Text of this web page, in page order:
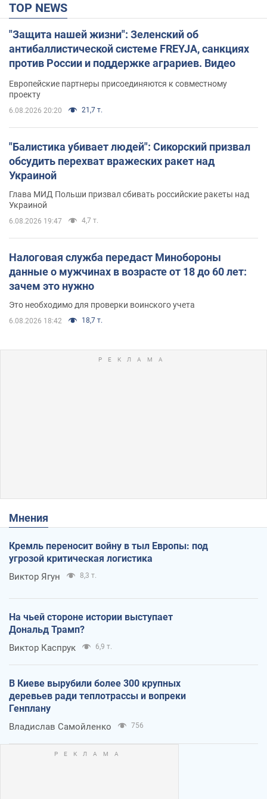
TOP NEWS
"Защита нашей жизни": Зеленский об
антибаллистической системе FREYJA, санкциях
против России и поддержке аграриев. Видео
Европейские партнеры присоединяются к совместному
проекту
6.08.2026 20:20 21,7 т.
"Балистика убивает людей": Сикорский призвал
обсудить перехват вражеских ракет над
Украиной
Глава МИД Польши призвал сбивать российские ракеты над
Украиной
6.08.2026 19:47 4,7 т.
Налоговая служба передаст Минобороны
данные о мужчинах в возрасте от 18 до 60 лет:
зачем это нужно
Это необходимо для проверки воинского учета
6.08.2026 18:42 18,7 т.
Мнения
Кремль переносит войну в тыл Европы: под
угрозой критическая логистика
Виктор Ягун 8,3 т.
На чьей стороне истории выступает
Дональд Трамп?
Виктор Каспрук 6,9 т.
В Киеве вырубили более 300 крупных
деревьев ради теплотрассы и вопреки
Генплану
Владислав Самойленко 756